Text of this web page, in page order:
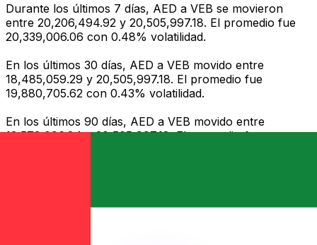
Durante los últimos 7 días, AED a VEB se movieron
entre 20,206,494.92 y 20,505,997.18. El promedio fue
20,339,006.06 con 0.48% volatilidad.
En los últimos 30 días, AED a VEB movido entre
18,485,059.29 y 20,505,997.18. El promedio fue
19,880,705.62 con 0.43% volatilidad.
En los últimos 90 días, AED a VEB movido entre
13,573,096.84 y 20,505,997.18. El promedio fue
Gestione su dinero y divisas sobre la marcha